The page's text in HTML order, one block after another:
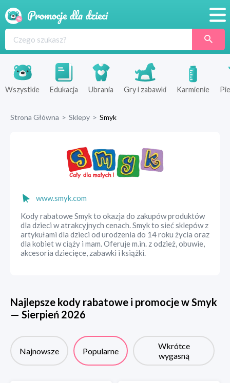
Produkty
Sklepy
Wszystkie Edukacja Ubrania Gry i zabawki Karmienie
Strona Główna > Sklepy > Smyk
www.smyk.com
Kody rabatowe Smyk to okazja do zakupów produktów
dla dzieci w atrakcyjnych cenach. Smyk to sieć sklepów z
artykułami dla dzieci od urodzenia do 14 roku życia oraz
dla kobiet w ciąży i mam. Oferuje m.in. z odzież, obuwie,
akcesoria dziecięce, zabawki i książki.
Najlepsze kody rabatowe i promocje wSmyk
— Sierpień 2026
Najnowsze Popularne
Wkrótce
wygasną